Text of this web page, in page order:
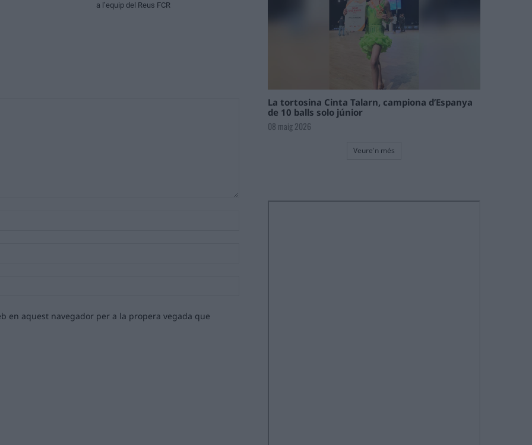
a l’equip del Reus FCR
en aquest navegador per a la propera vegada que
La tortosina Cinta Talarn, campiona d’Espanya
de 10 balls solo júnior
08 maig 2026
Veure'n més